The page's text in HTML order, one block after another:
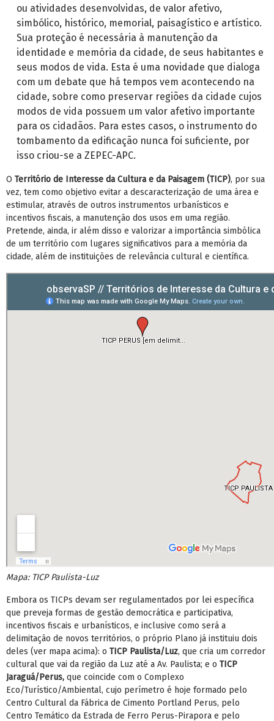
ou atividades desenvolvidas, de valor afetivo,
simbólico, histórico, memorial, paisagístico e artístico.
Sua proteção é necessária à manutenção da
identidade e memória da cidade, de seus habitantes e
seus modos de vida. Esta é uma novidade que dialoga
com um debate que há tempos vem acontecendo na
cidade, sobre como preservar regiões da cidade cujos
modos de vida possuem um valor afetivo importante
para os cidadãos. Para estes casos, o instrumento do
tombamento da edificação nunca foi suficiente, por
isso criou-se a ZEPEC-APC.
O Território de Interesse da Cultura e da Paisagem (TICP), por sua
vez, tem como objetivo evitar a descaracterização de uma área e
estimular, através de outros instrumentos urbanísticos e
incentivos fiscais, a manutenção dos usos em uma região.
Pretende, ainda, ir além disso e valorizar a importância simbólica
de um território com lugares significativos para a memória da
cidade, além de instituições de relevância cultural e científica.
Mapa: TICP Paulista-Luz
Embora os TICPs devam ser regulamentados por lei específica
que preveja formas de gestão democrática e participativa,
incentivos fiscais e urbanísticos, e inclusive como será a
delimitação de novos territórios, o próprio Plano já instituiu dois
deles (ver mapa acima): o TICP Paulista/Luz, que cria um corredor
cultural que vai da região da Luz até a Av. Paulista; e o TICP
Jaraguá/Perus, que coincide com o Complexo
Eco/Turístico/Ambiental, cujo perímetro é hoje formado pelo
Centro Cultural da Fábrica de Cimento Portland Perus, pelo
Centro Temático da Estrada de Ferro Perus-Pirapora e pelo